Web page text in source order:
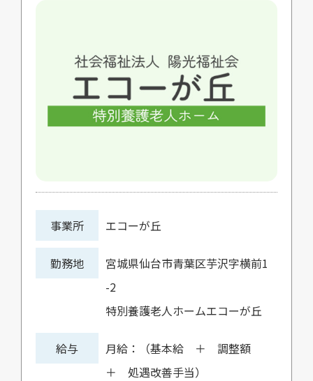
事業所 エコーが丘
勤務地
宮城県仙台市青葉区芋沢字横前1
-2
特別養護老人ホームエコーが丘
給与
月給：（基本給 ＋ 調整額
＋ 処遇改善手当）